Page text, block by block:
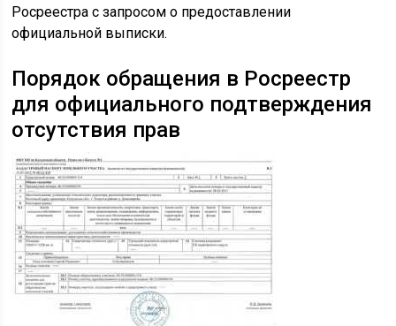
Росреестра с запросом о предоставлении
официальной выписки.
Порядок обращения в Росреестр
для официального подтверждения
отсутствия прав